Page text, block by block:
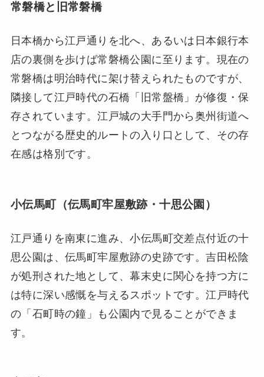
常磐橋と旧常磐橋
日本橋から江戸通りを北へ、あるいは日本銀行本
店の裏側を歩けば常磐橋公園に至ります。現在の
常磐橋は明治時代に架け替えられたものですが、
隣接して江戸時代の石橋「旧常盤橋」が修復・保
存されています。江戸城の大手門から奥州街道へ
とつながる歴史的ルートの入り口として、その存
在感は格別です。
小伝馬町（伝馬町牢屋敷跡・十思公園）
江戸通りを南東に進み、小伝馬町交差点付近の十
思公園は、伝馬町牢屋敷跡の史跡です。吉田松陰
が処刑された地として、幕末史に関心を持つ方に
は特に深い感慨を与えるスポットです。江戸時代
の「石町時の鐘」も公園内で見ることができま
す。